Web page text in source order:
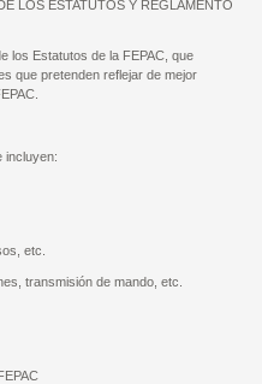
LOS ESTATUTOS Y REGLAMENTO
los Estatutos de la FEPAC, que
que pretenden reflejar de mejor
incluyen:
etc.
transmisión de mando, etc.